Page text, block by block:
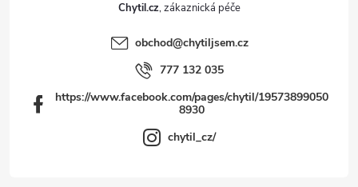
Chytil.cz
obchod@chytiljsem.cz
777 132 035
https://www.facebook.com/pages/chytil/19573899050
8930
chytil_cz/